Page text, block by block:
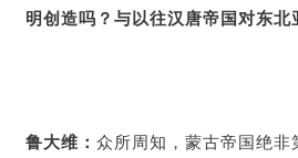
明创造吗？与以往汉唐帝国对东北
鲁大维： 众所周知，蒙古帝国绝非